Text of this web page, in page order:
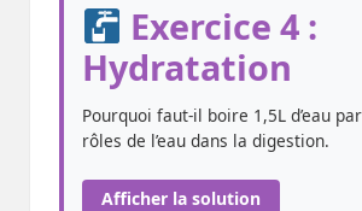
Exercice 4 :
Hydratation
Pourquoi faut-il boire 1,5L d’eau
rôles de l’eau dans la digestion.
Afficher la solution